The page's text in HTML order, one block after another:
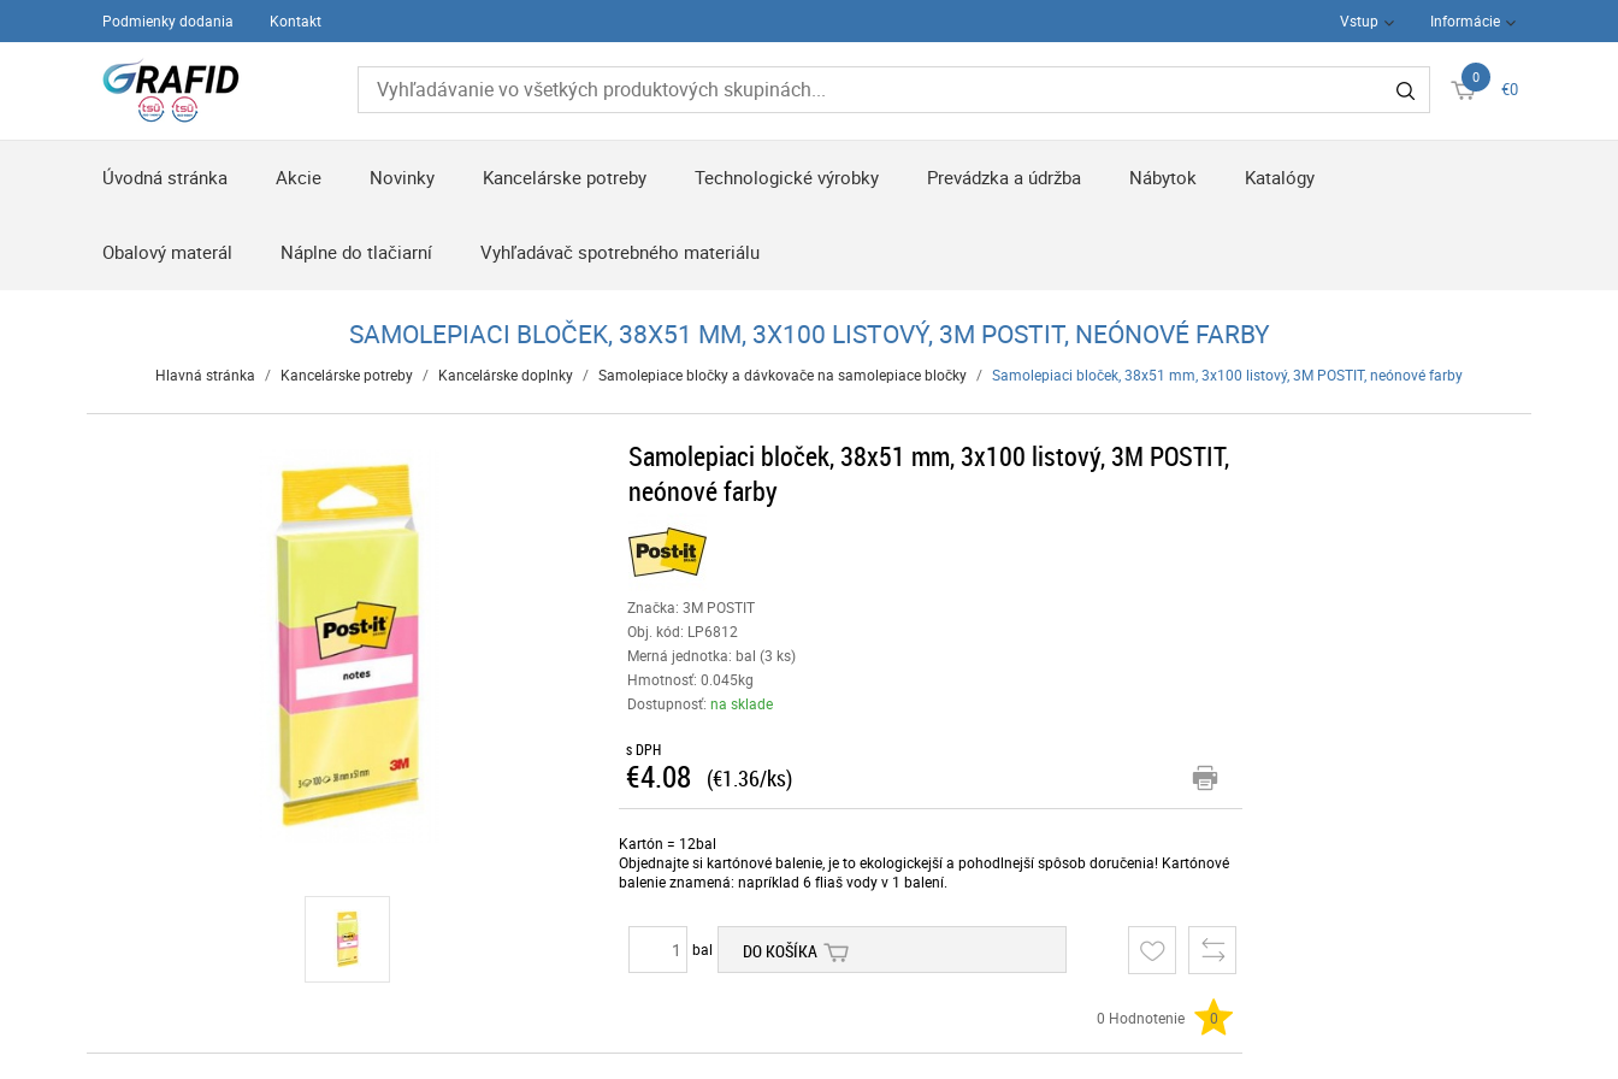
Podmienky dodania Kontakt Vstup Informácie
0
€0
Úvodná stránka Akcie Novinky Kancelárske potreby Technologické výrobky Prevádzka a údržba Nábytok Katalógy
Obalový materál Náplne do tlačiarní Vyhľadávač spotrebného materiálu
SAMOLEPIACI BLOČEK, 38X51 MM, 3X100 LISTOVÝ, 3M POSTIT, NEÓNOVÉ FARBY
Hlavná stránka / Kancelárske potreby / Kancelárske doplnky / Samolepiace bločky a dávkovače na samolepiace bločky / Samolepiaci bloček, 38x51 mm, 3x100 listový, 3M POSTIT, neónové farby
Samolepiaci bloček, 38x51 mm, 3x100 listový, 3M POSTIT,
neónové farby
Značka: 3M POSTIT
Obj. kód: LP6812
Merná jednotka: bal (3 ks)
Hmotnosť: 0.045kg
Dostupnosť: na sklade
s DPH
€4.08 (€1.36/ks)
Kartón = 12bal
Objednajte si kartónové balenie, je to ekologickejší a pohodlnejší spôsob doručenia! Kartónové
balenie znamená: napríklad 6 fliaš vody v 1 balení.
bal DO KOŠÍKA
0 Hodnotenie 0